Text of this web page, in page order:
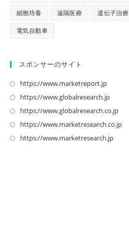
細胞培養 遠隔医療 遺伝子治療
電気自動車
スポンサーのサイト
https://www.marketreport.jp新
し
い
タ
ブ
https://www.globalresearch.jp新
し
い
タ
https://www.globalresearch.co.jp新
し
https://www.marketresearch.co.jp新
https://www.marketresearch.jp新